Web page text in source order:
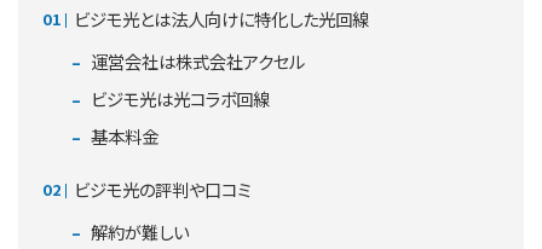
ビジモ光とは法人向けに特化した光回線
運営会社は株式会社アクセル
ビジモ光は光コラボ回線
基本料金
ビジモ光の評判や口コミ
解約が難しい